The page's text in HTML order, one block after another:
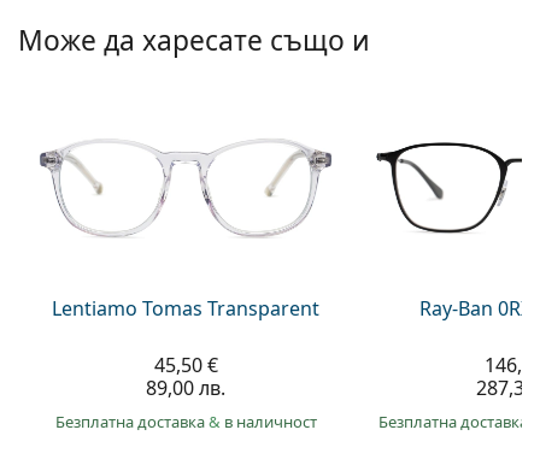
Може да харесате също и
Lentiamo Tomas Transparent
45,50 €
89,00 лв.
Безплатна доставка& в наличност
Ray-Ban
Безплатна доставка